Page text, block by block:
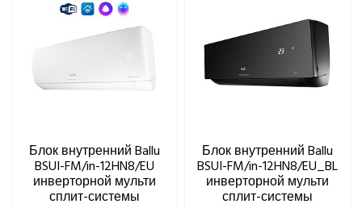
Блок внутренний Ballu
BSUI-FM/in-12HN8/EU
инверторной мульти
сплит-системы
Блок внутренний Ballu
BSUI-FM/in-12HN8/EU_BL
инверторной мульти
сплит-системы